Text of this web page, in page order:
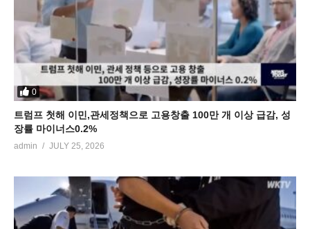
0
트럼프 첫해 이민,관세정책으로 고용창출 100만 개 이상 급감, 성
장률 마이너스0.2%
admin JULY 25, 2026